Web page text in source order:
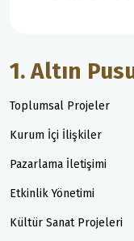
1. Altın
Toplumsal Projeler
Kurum İçi İlişkiler
Pazarlama İletişimi
Etkinlik Yönetimi
Kültür Sanat Projeleri